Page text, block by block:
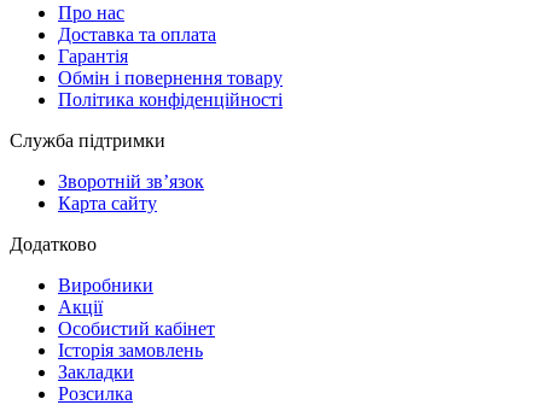
Про нас
Доставка та оплата
Гарантія
Обмін і повернення товару
Політика конфіденційності
Служба підтримки
Зворотній зв’язок
Карта сайту
Додатково
Виробники
Акції
Особистий кабінет
Історія замовлень
Закладки
Розсилка